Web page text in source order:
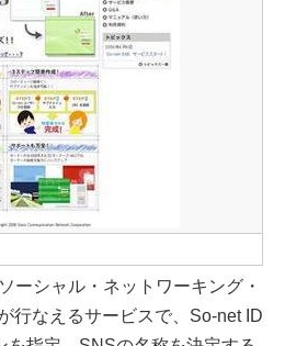
ーシャル・ネットワーキング・
行なえるサービスで、So-net ID